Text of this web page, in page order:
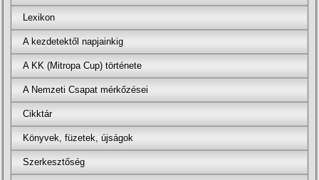
Lexikon
A kezdetektől napjainkig
A KK (Mitropa Cup) története
A Nemzeti Csapat mérkőzései
Cikktár
Könyvek, füzetek, újságok
Szerkesztőség